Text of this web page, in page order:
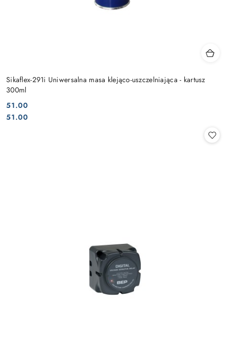
Sikaflex-291i Uniwersalna masa klejąco-uszczelniająca - kartusz
300ml
Cena:
51.00
Cena:
51.00